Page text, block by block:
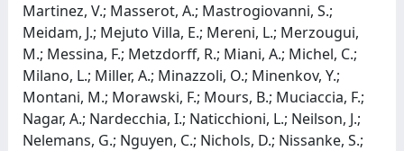
Martinez, V.; Masserot, A.; Mastrogiovanni, S.;
Meidam, J.; Mejuto Villa, E.; Mereni, L.; Merzougui,
M.; Messina, F.; Metzdorff, R.; Miani, A.; Michel, C.;
Milano, L.; Miller, A.; Minazzoli, O.; Minenkov, Y.;
Montani, M.; Morawski, F.; Mours, B.; Muciaccia, F.;
Nagar, A.; Nardecchia, I.; Naticchioni, L.; Neilson, J.;
Nelemans, G.; Nguyen, C.; Nichols, D.; Nissanke, S.;